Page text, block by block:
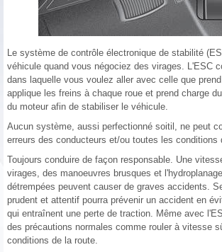
Le système de contrôle électronique de stabilité
véhicule quand vous négociez des virages. L'ESC
dans laquelle vous voulez aller avec celle que
applique les freins à chaque roue et prend charge
du moteur afin de stabiliser le véhicule.
Aucun système, aussi perfectionné soitil, ne peut
erreurs des conducteurs et/ou toutes les conditions
Toujours conduire de façon responsable. Une
virages, des manoeuvres brusques et
détrempées peuvent causer de graves accidents.
prudent et attentif pourra prévenir un accident en
qui entraînent une perte de traction. Même avec
des précautions normales comme rouler à vitesse
conditions de la route.